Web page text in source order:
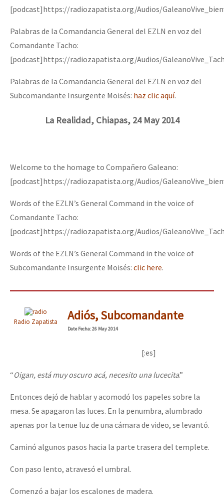
[podcast]https://radiozapatista.org/Audios/
Palabras de la Comandancia General del EZLN en voz del
Comandante Tacho:
[podcast]https://radiozapatista.org/Audios/
Palabras de la Comandancia General del EZLN en voz del
Subcomandante Insurgente Moisés: haz clic aquí.
La Realidad, Chiapas, 24 May 2014
Welcome to the homage to Compañero Galeano:
[podcast]https://radiozapatista.org/Audios/
Words of the EZLN’s General Command in the voice of
Comandante Tacho:
[podcast]https://radiozapatista.org/Audios/
Words of the EZLN’s General Command in the voice of
Subcomandante Insurgente Moisés: clic here.
Radio Zapatista Adiós, Subcomandante
DateFecha: 26 May 2014
[:es]
“Oigan, está muy oscuro acá, necesito una lucecita.”
Entonces dejó de hablar y acomodó los papeles sobre la
mesa. Se apagaron las luces. En la penumbra, alumbrado
apenas por la tenue luz de una cámara de video, se levantó.
Caminó algunos pasos hacia la parte trasera del templete.
Con paso lento, atravesó el umbral.
Comenzó a bajar los escalones de madera.